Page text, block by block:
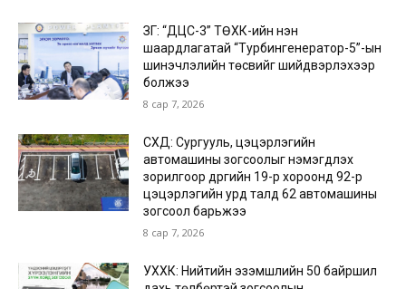
ЗГ: “ДЦС-3” ТӨХК-ийн нэн
шаардлагатай “Турбингенератор-5”-ын
шинэчлэлийн төсвийг шийдвэрлэхээр
болжээ
8 сар 7, 2026
СХД: Сургууль, цэцэрлэгийн
автомашины зогсоолыг нэмэгдүүлэх
зорилгоор дүүргийн 19-р хороонд 92-р
цэцэрлэгийн урд талд 62 автомашины
зогсоол барьжээ
8 сар 7, 2026
УХХК: Нийтийн эзэмшлийн 50 байршил